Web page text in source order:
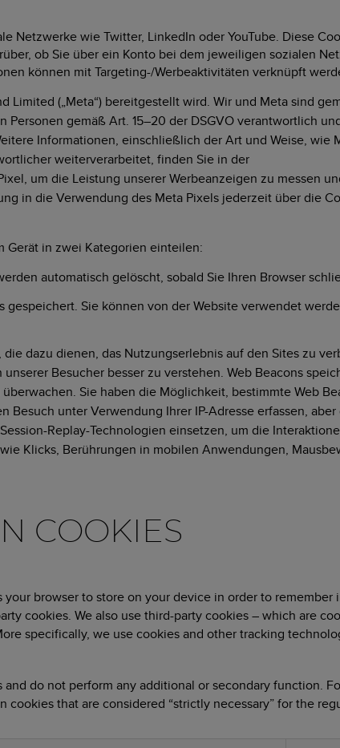
Netzwerke wie Twitter, LinkedIn oder YouTube. Diese
ob Sie über ein Konto bei dem jeweiligen sozialen
können mit Targeting-/Werbeaktivitäten verknüpft
Limited („Meta“) bereitgestellt wird. Wir und Meta sind
gemäß Art. 15–20 der DSGVO verantwortlich
Informationen, einschließlich der Art und Weise, wie
weiterverarbeitet, finden Sie in der
um die Leistung unserer Werbeanzeigen zu messen
in die Verwendung des Meta Pixels jederzeit über die
Gerät in zwei Kategorien einteilen:
automatisch gelöscht, sobald Sie Ihren Browser
Sie können von der Website verwendet
dazu dienen, das Nutzungserlebnis auf den Sites zu
Besucher besser zu verstehen. Web Beacons
Sie haben die Möglichkeit, bestimmte Web
unter Verwendung Ihrer IP-Adresse erfassen,
Replay-Technologien einsetzen, um die
Klicks, Berührungen in mobilen Anwendungen,
COOKIES
browser to store on your device in order to
cookies. We also use third-party cookies – which are
specifically, we use cookies and other tracking
do not perform any additional or secondary function.
that are considered “strictly necessary” for the